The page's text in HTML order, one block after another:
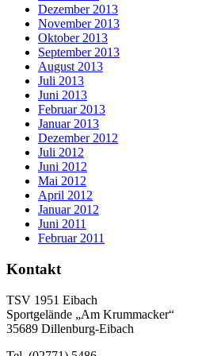
Dezember 2013
November 2013
Oktober 2013
September 2013
August 2013
Juli 2013
Juni 2013
Februar 2013
Januar 2013
Dezember 2012
Juli 2012
Juni 2012
Mai 2012
April 2012
Januar 2012
Juni 2011
Februar 2011
Kontakt
TSV 1951 Eibach
Sportgelände „Am Krummacker“
35689 Dillenburg-Eibach